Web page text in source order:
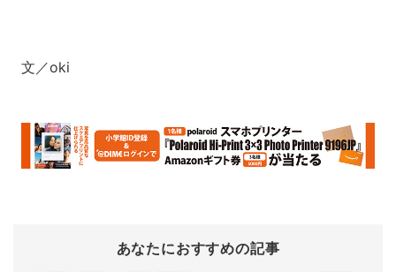
文／oki
あなたにおすすめの記事